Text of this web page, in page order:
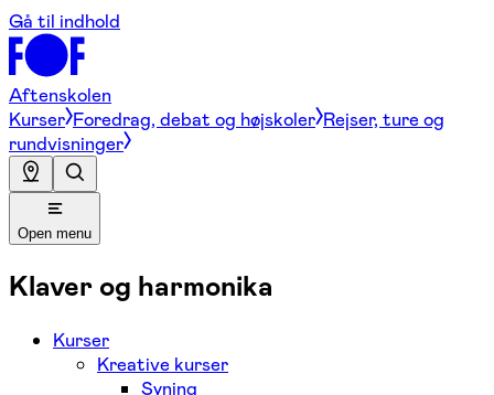
Gå til indhold
Aftenskolen
Kurser Foredrag, debat og højskoler Rejser, ture og
rundvisninger
Open menu
Klaver og harmonika
Kurser
Kreative kurser
Syning